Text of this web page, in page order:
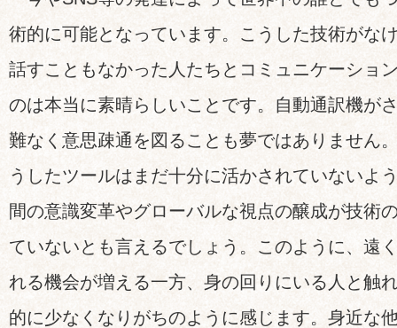
術的に可能となっています。こうした技術がな
話すこともなかった人たちとコミュニケーショ
のは本当に素晴らしいことです。自動通訳機が
難なく意思疎通を図ることも夢ではありません
うしたツールはまだ十分に活かされていないよ
間の意識変革やグローバルな視点の醸成が技術
ていないとも言えるでしょう。このように、遠
れる機会が増える一方、身の回りにいる人と触
的に少なくなりがちのように感じます。身近な